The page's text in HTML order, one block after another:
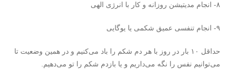
۸- انجام مدیتیشن روزانه و کار با انرژی الهی
۹- انجام تنفسی عمیق شکمی یا یوگایی
حداقل ۱۰ بار در روز با هر دم شکم را باد می‌کنیم و در همین وضعیت تا
می‌توانیم نفس را نگه می‌داریم و یا بازدم شکم را تو می‌دهیم.